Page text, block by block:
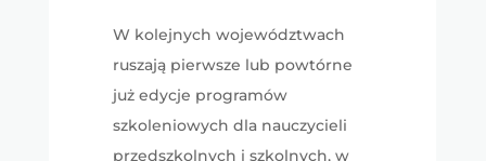
W kolejnych województwach
ruszają pierwsze lub powtórne
już edycje programów
szkoleniowych dla nauczycieli
przedszkolnych i szkolnych, w